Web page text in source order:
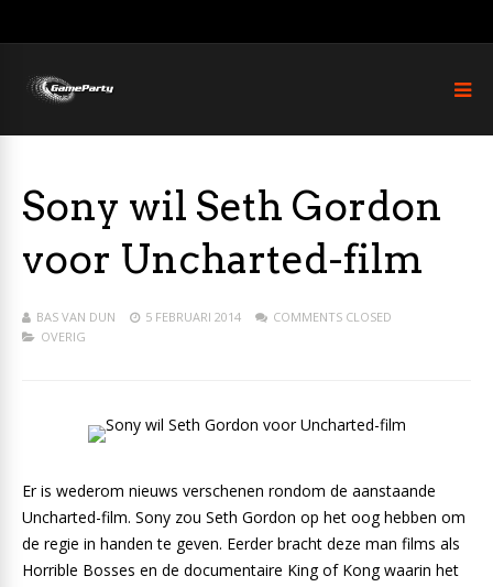
Sony wil Seth Gordon
voor Uncharted-film
BAS VAN DUN 5 FEBRUARI 2014
COMMENTS CLOSED
OVERIG
Er is wederom nieuws verschenen rondom de aanstaande
Uncharted-film. Sony zou Seth Gordon op het oog hebben om
de regie in handen te geven. Eerder bracht deze man films als
Horrible Bosses en de documentaire King of Kong waarin het